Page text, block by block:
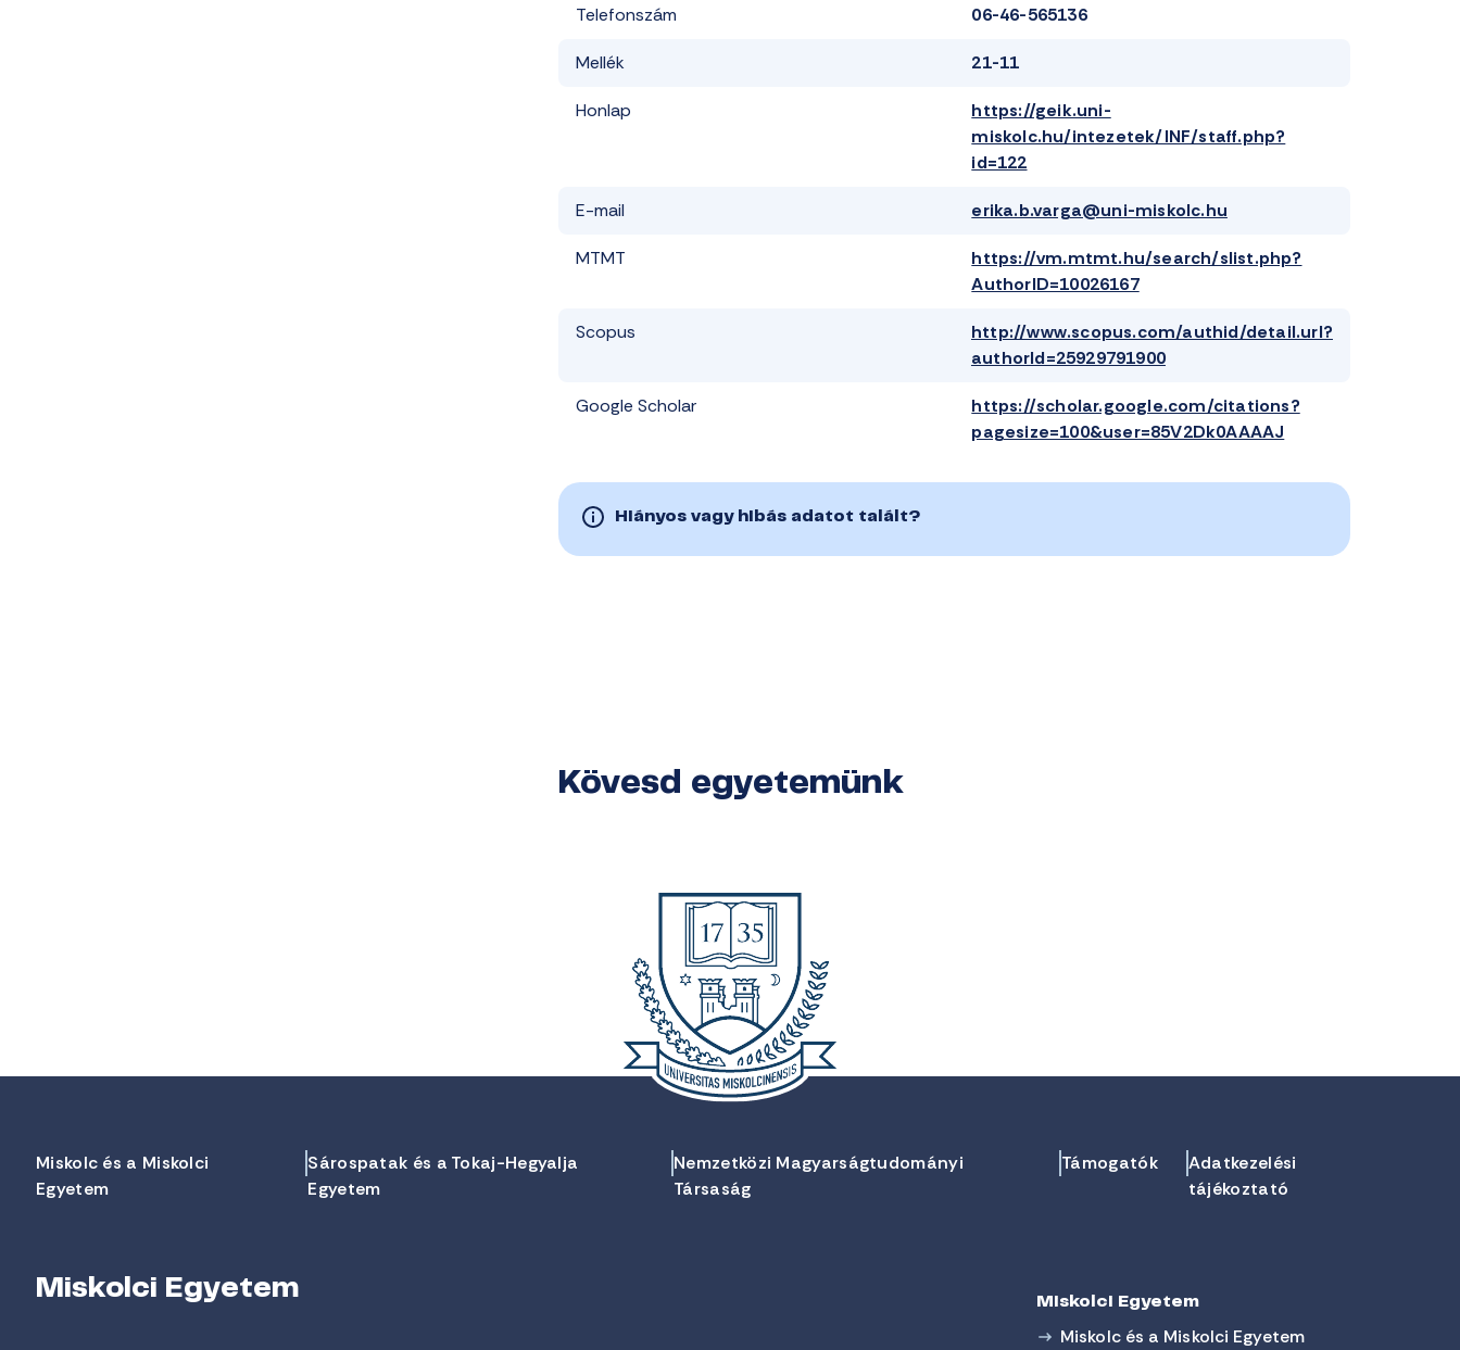
Telefonszám 06-46-565136
Mellék 21-11
Honlap
https://geik.uni-
miskolc.hu/intezetek/INF/staff.php?
id=122
E-mail erika.b.varga@uni-miskolc.hu
MTMT
https://vm.mtmt.hu/search/slist.php?
AuthorID=10026167
Scopus
http://www.scopus.com/authid/detail.url?
authorId=25929791900
Google Scholar
https://scholar.google.com/citations?
pagesize=100&user=85V2Dk0AAAAJ
Hiányos vagy hibás adatot talált?
Kövesd egyetemünk
Miskolc és a Miskolci
Egyetem
Sárospatak és a Tokaj-Hegyalja
Egyetem
Nemzetközi Magyarságtudományi
Társaság
Támogatók
Adatkezelési
tájékoztató
Miskolci Egyetem Miskolci Egyetem
Miskolc és a Miskolci Egyetem